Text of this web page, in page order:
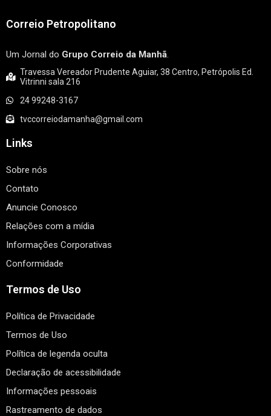
Correio Petropolitano
Um Jornal do Grupo Correio da Manhã.
Travessa Vereador Prudente Aguiar, 38 Centro, Petrópolis Ed.
Vitrinni sala 216
24 99248-3167
tvccorreiodamanha@gmail.com
Links
Sobre nós
Contato
Anuncie Conosco
Relações com a mídia
Informações Corporativas
Conformidade
Termos de Uso
Política de Privacidade
Termos de Uso
Política de legenda oculta
Declaração de acessibilidade
Informações pessoais
Rastreamento de dados